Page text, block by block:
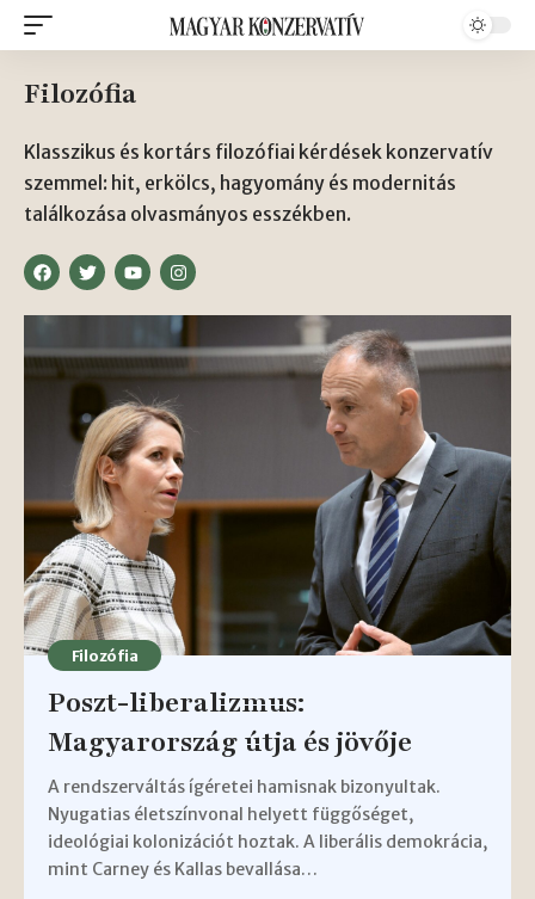
Filozófia
Klasszikus és kortárs filozófiai kérdések konzervatív
szemmel: hit, erkölcs, hagyomány és modernitás
találkozása olvasmányos esszékben.
Filozófia
Poszt-liberalizmus:
Magyarország útja és jövője
A rendszerváltás ígéretei hamisnak bizonyultak.
Nyugatias életszínvonal helyett függőséget,
ideológiai kolonizációt hoztak. A liberális demokrácia,
mint Carney és Kallas bevallása…